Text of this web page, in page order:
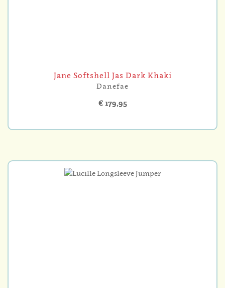
Jane Softshell Jas Dark Khaki
Danefae
€ 179,95